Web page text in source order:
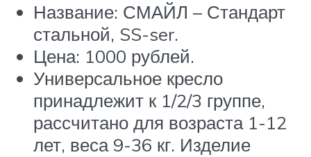
Название: СМАЙЛ – Стандарт
стальной, SS-ser.
Цена: 1000 рублей.
Универсальное кресло
принадлежит к 1/2/3 группе,
рассчитано для возраста 1-12
лет, веса 9-36 кг. Изделие